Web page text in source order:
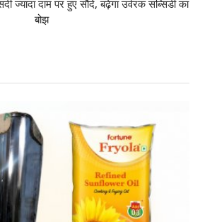
ज्यादा दाम पर हुए सौदे, बढ़ेगा उर्वरक सब्सिडी का
बोझ